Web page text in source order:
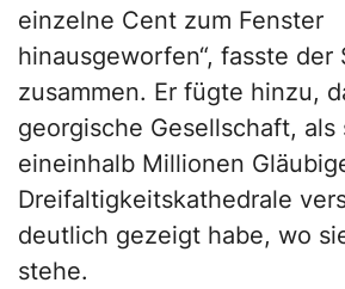
einzelne Cent zum Fenster
hinausgeworfen“, fasste der
zusammen. Er fügte hinzu,
georgische Gesellschaft, als
eineinhalb Millionen
Dreifaltigkeitskathedrale
deutlich gezeigt habe, wo
stehe.